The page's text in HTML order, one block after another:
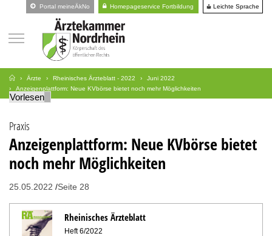
Portal meineÄkNo Homepageservice Fortbildung Leichte Sprache
Ärzte Rheinisches Ärzteblatt - 2022
Juni 2022
Anzeigenplattform: Neue KVbörse bietet noch mehr Möglichkeiten
Vorlesen
Praxis
Anzeigenplattform: Neue KVbörse bietet
noch mehr Möglichkeiten
25.05.2022 Seite 28
Rheinisches Ärzteblatt
Heft 6/2022